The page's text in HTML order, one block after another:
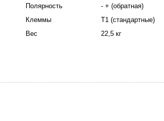
Полярность
- + (обратная)
Клеммы
Т1 (стандартные)
Вес 22,5 кг